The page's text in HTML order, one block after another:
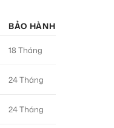
BẢO HÀNH
18 Tháng
24 Tháng
24 Tháng